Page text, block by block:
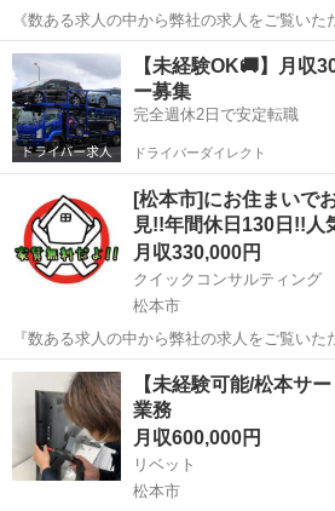
《数ある求人の中から弊社の求人をご覧い
す!!》 PRポイント満載の求人になりますの
い? こちらの求人以外にも長野県内の求人数
求人も沢山あるので、相談だけ...
長野 松本市 その他 未経験
【未経験OK🚚】月収
ー募集
完全週休2日で安定転職
ドライバーダイレクト
[松本市]にお住まいで
見!!年間休日130日!!
月収330,000円
クイックコンサルティング
松本市
『数ある求人の中から弊社の求人をご覧い
す!!』 PRポイント満載の求人になりますの
い? こちらの求人以外にも長野県内の求人数
求人も沢山あるので、相談だけ...
長野 松本市 その他 未経験
【未経験可能/松本サ
業務
月収600,000円
リベット
松本市